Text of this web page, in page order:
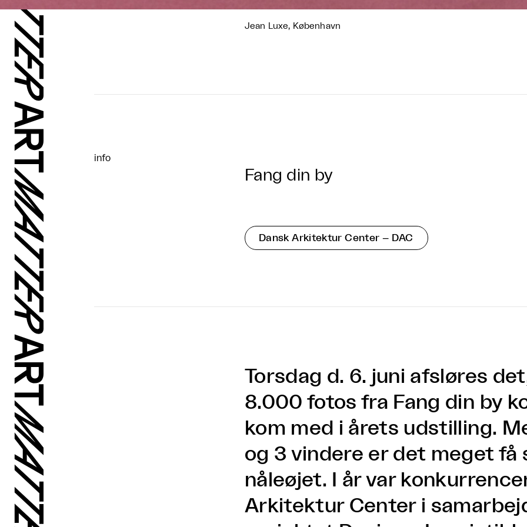
Jean Luxe, København
info
Fang din by
Dansk Arkitektur Center – DAC
Torsdag d. 6. juni afsløres
8.000 fotos fra Fang din by
kom med i årets udstilling.
og 3 vindere er det meget få
nåleøjet. I år var
Arkitektur Center i